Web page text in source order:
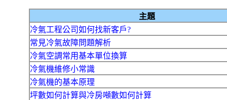
主題
冷氣工程公司如何找新客戶?
常見冷氣故障問題解析
冷氣空調常用基本單位換算
冷氣機維修小常識
冷氣機的基本原理
坪數如何計算與冷房噸數如何計算